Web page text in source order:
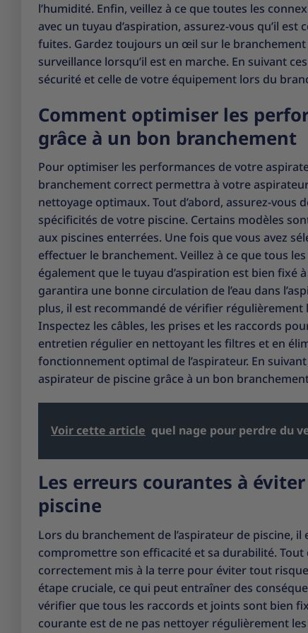
l’humidité. Enfin, veillez à ce que toutes les
avec un tuyau d’aspiration, assurez-vous qu’il
fuites. Gardez toujours un œil sur le
surveillance lorsqu’il est en marche. En suivant
sécurité et celle de votre équipement lors du
Comment optimiser les
grâce à un bon branchement
Pour optimiser les performances de votre
branchement correct permettra à votre
nettoyage optimaux. Tout d’abord, assurez-vous
spécificités de votre piscine. Certains modèles
aux piscines enterrées. Une fois que vous avez
effectuer le branchement. Veillez à ce que tous
également que le tuyau d’aspiration est bien fixé
garantira une bonne circulation de l’eau dans
plus, il est recommandé de vérifier
Inspectez les câbles, les prises et les raccords
entretien régulier en nettoyant les filtres et en
fonctionnement optimal de l’aspirateur. En
aspirateur de piscine grâce à un bon
Voir cette article quel nage pour perdre du
Les erreurs courantes à
piscine
Lors du branchement de l’aspirateur de piscine,
compromettre son efficacité et sa durabilité. Tout
correctement mis à la terre pour éviter tout
étape cruciale, ce qui peut entraîner des
vérifier que tous les raccords et joints sont bien
courante est de ne pas nettoyer régulièrement